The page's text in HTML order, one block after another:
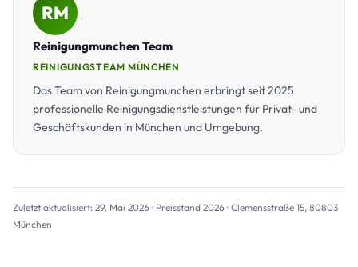
RM
Reinigungmunchen Team
REINIGUNGSTEAM MÜNCHEN
Das Team von Reinigungmunchen erbringt seit 2025
professionelle Reinigungsdienstleistungen für Privat- und
Geschäftskunden in München und Umgebung.
Zuletzt aktualisiert: 29. Mai 2026 · Preisstand 2026 · Clemensstraße 15, 80803
München